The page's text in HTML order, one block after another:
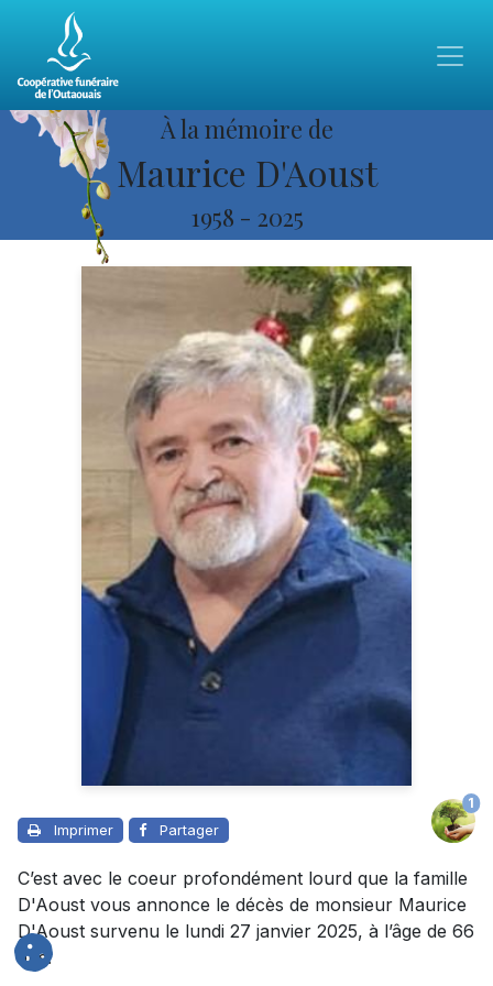
À la mémoire de
Maurice D'Aoust
1958 - 2025
Imprimer Partager
1
C’est avec le coeur profondément lourd que la famille
D'Aoust vous annonce le décès de monsieur Maurice
D'Aoust survenu le lundi 27 janvier 2025, à l’âge de 66
ans.